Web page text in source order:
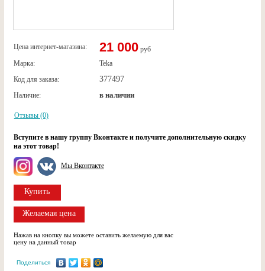
Цена интернет-магазина: 21 000 руб
Марка:
Teka
Код для заказа:
377497
Наличие: в наличии
Отзывы (0)
Вступите в нашу группу Вконтакте и получите дополнительную скидку
на этот товар!
Мы Вконтакте
Купить
Желаемая цена
Нажав на кнопку вы можете оставить желаемую для вас
цену на данный товар
Поделиться